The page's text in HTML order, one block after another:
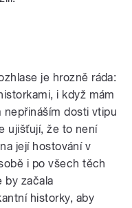
je hrozně ráda:
i když mám
dosti vtipu
ujišťují, že to není
její hostování v
i po všech těch
by začala
historky, aby